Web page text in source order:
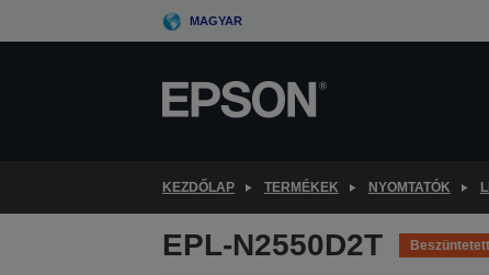
to
MAGYAR
KEZDŐLAP TERMÉKEK NYOMTATÓK
EPL-N2550D2T Beszüntetett